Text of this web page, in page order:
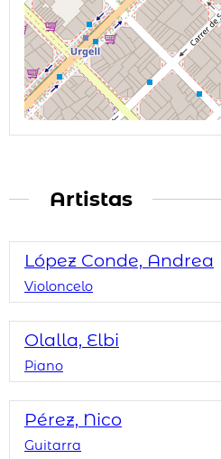
Artistas
López Conde, Andrea
Violoncelo
Olalla, Elbi
Piano
Pérez, Nico
Guitarra